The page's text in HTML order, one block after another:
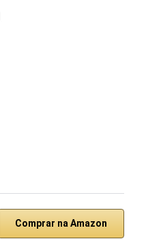
Comprar na Amazon